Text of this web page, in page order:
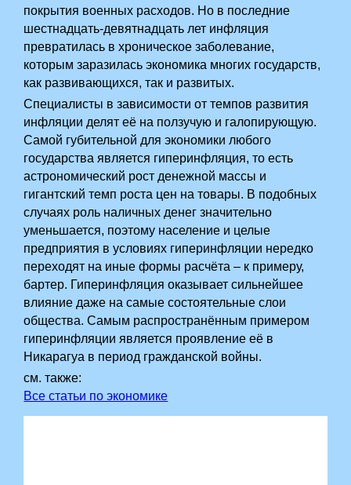
покрытия военных расходов. Но в последние
шестнадцать-девятнадцать лет инфляция
превратилась в хроническое заболевание,
которым заразилась экономика многих государств,
как развивающихся, так и развитых.
Специалисты в зависимости от темпов развития
инфляции делят её на ползучую и галопирующую.
Самой губительной для экономики любого
государства является гиперинфляция, то есть
астрономический рост денежной массы и
гигантский темп роста цен на товары. В подобных
случаях роль наличных денег значительно
уменьшается, поэтому население и целые
предприятия в условиях гиперинфляции нередко
переходят на иные формы расчёта – к примеру,
бартер. Гиперинфляция оказывает сильнейшее
влияние даже на самые состоятельные слои
общества. Самым распространённым примером
гиперинфляции является проявление её в
Никарагуа в период гражданской войны.
см. также:
Все статьи по экономике